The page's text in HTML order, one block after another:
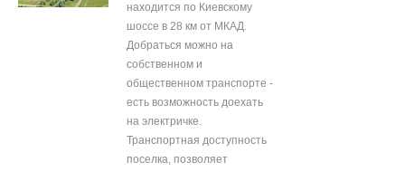
находится по Киевскому
шоссе в 28 км от МКАД.
Добраться можно на
собственном и
общественном транспорте -
есть возможность доехать
на электричке.
Транспортная доступность
поселка, позволяет